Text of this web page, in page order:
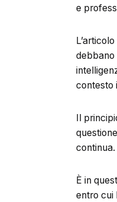
e
debbano
contesto
Il
continua.
È in
entro cui